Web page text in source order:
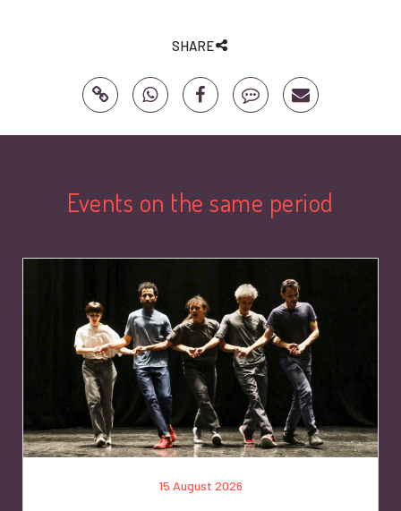
SHARE
Events on the same period
15 August 2026